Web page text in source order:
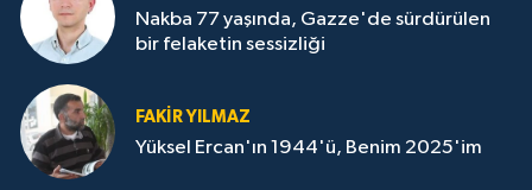
Nakba 77 yaşında, Gazze'de sürdürülen
bir felaketin sessizliği
FAKİR YILMAZ
Yüksel Ercan'ın 1944'ü, Benim 2025'im